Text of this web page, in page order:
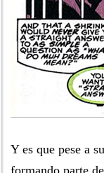
Y es que pese a
formando parte